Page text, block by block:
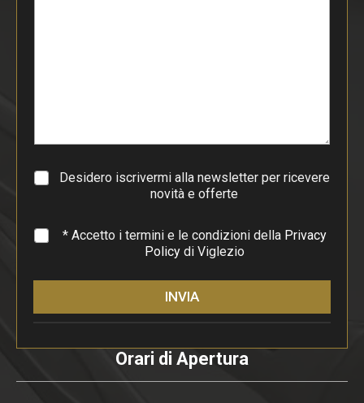
g
a
f
Desidero iscrivermi alla newsletter per ricevere
novità e offerte
* * Accetto i termini e le condizioni della Privacy
Policydi Viglezio
INVIA
Orari di Apertura